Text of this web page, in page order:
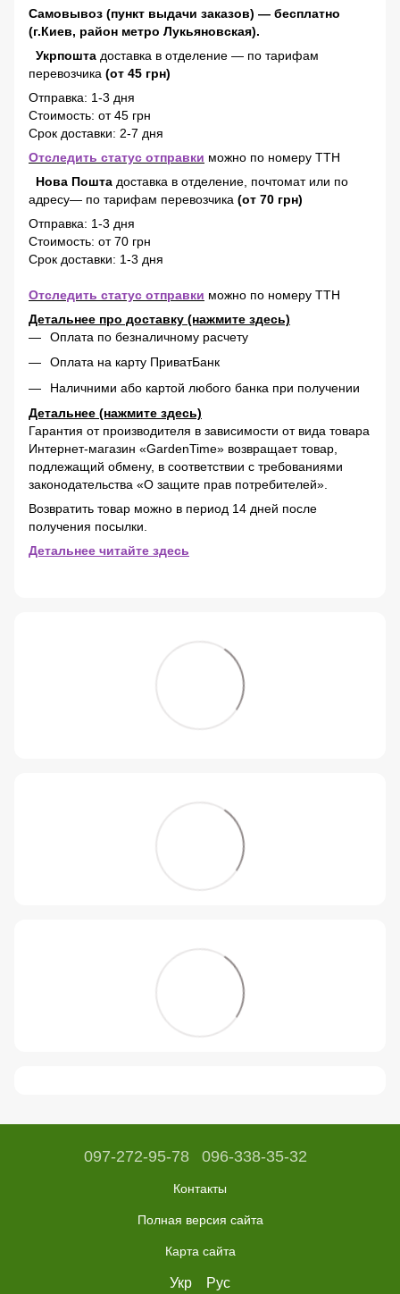
Самовывоз (пункт выдачи заказов) — бесплатно
(г.Киев, район метро Лукьяновская).
Укрпошта доставка в отделение — по тарифам
перевозчика (от 45 грн)
Отправка: 1-3 дня
Стоимость: от 45 грн
Срок доставки: 2-7 дня
Отследить статус отправки можно по номеру ТТН
Нова Пошта доставка в отделение, почтомат или по
адресу— по тарифам перевозчика (от 70 грн)
Отправка: 1-3 дня
Стоимость: от 70 грн
Срок доставки: 1-3 дня
Отследить статус отправки можно по номеру ТТН
Детальнее про доставку (нажмите здесь)
Оплата по безналичному расчету
Оплата на карту ПриватБанк
Наличними або картой любого банка при получении
Детальнее (нажмите здесь)
Гарантия от производителя в зависимости от вида товара
Интернет-магазин «GardenTime» возвращает товар,
подлежащий обмену, в соответствии с требованиями
законодательства «О защите прав потребителей».
Возвратить товар можно в период 14 дней после
получения посылки.
Детальнее читайте здесь
097-272-95-78 096-338-35-32
Контакты
Полная версия сайта
Карта сайта
Укр Рус